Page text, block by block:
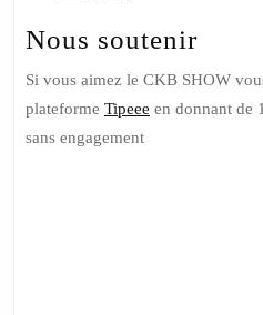
Nous soutenir
Si vous aimez le CKB SHOW
plateforme Tipeee en donnant de
sans engagement